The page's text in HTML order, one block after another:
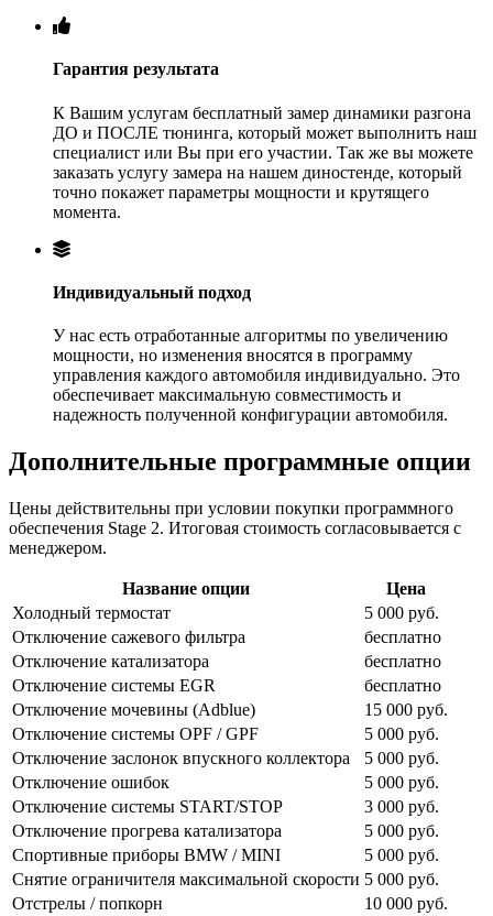
Гарантия результата
К Вашим услугам бесплатный замер динамики разгона
ДО и ПОСЛЕ тюнинга, который может выполнить наш
специалист или Вы при его участии. Так же вы можете
заказать услугу замера на нашем диностенде, который
точно покажет параметры мощности и крутящего
момента.
Индивидуальный подход
У нас есть отработанные алгоритмы по увеличению
мощности, но изменения вносятся в программу
управления каждого автомобиля индивидуально. Это
обеспечивает максимальную совместимость и
надежность полученной конфигурации автомобиля.
Дополнительные программные опции
Цены действительны при условии покупки программного
обеспечения Stage 2. Итоговая стоимость согласовывается с
менеджером.
Название опции
Цена
Холодный термостат
5 000 руб.
Отключение сажевого фильтра
бесплатно
Отключение катализатора
бесплатно
Отключение системы EGR
бесплатно
Отключение мочевины (Adblue)
15 000 руб.
Отключение системы OPF / GPF
5 000 руб.
Отключение заслонок впускного коллектора
5 000 руб.
Отключение ошибок
5 000 руб.
Отключение системы START/STOP
3 000 руб.
Отключение прогрева катализатора
5 000 руб.
Спортивные приборы BMW / MINI
5 000 руб.
Снятие ограничителя максимальной скорости 5 000 руб.
Отстрелы / попкорн
10 000 руб.